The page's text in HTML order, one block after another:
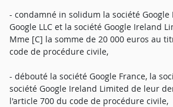
- condamné in solidum la société Google
Google LLC et la société Google Ireland
Mme [C] la somme de 20 000 euros au
code de procédure civile,
- débouté la société Google France, la
société Google Ireland Limited de leur
l'article 700 du code de procédure civile,